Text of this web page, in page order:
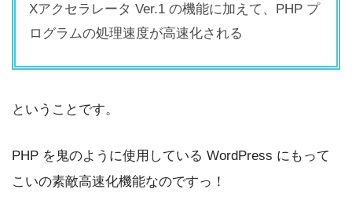
Xアクセラレータ Ver.1 の機能に加えて、PHP プ
ログラムの処理速度が高速化される
ということです。
PHP を鬼のように使用している WordPress にもって
こいの素敵高速化機能なのですっ！